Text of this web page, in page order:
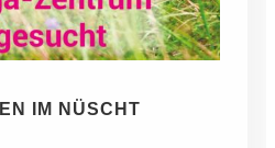
IM NÜSCHT